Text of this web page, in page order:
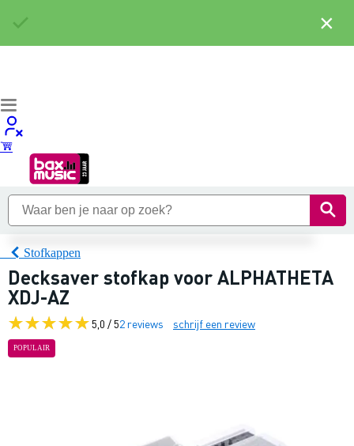
Stofkappen
Decksaver stofkap voor ALPHATHETA
XDJ-AZ
5,0 / 52 reviews schrijf een review
POPULAIR
×